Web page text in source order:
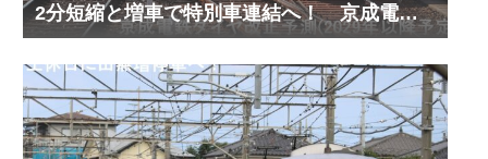
2分短縮と増車で特別車連結へ！ 京成電鉄
ダイヤ改正予測(2029年以降予定)